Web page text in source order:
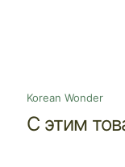
Korean Wonder
С этим